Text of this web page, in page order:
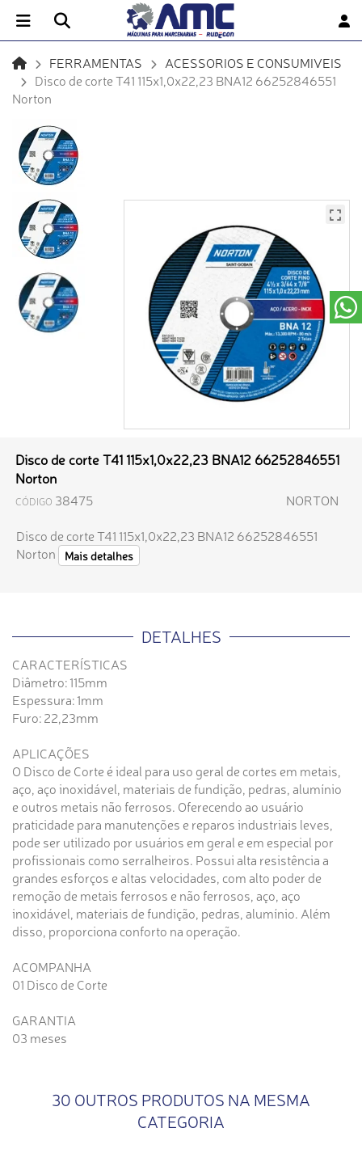
FERRAMENTAS
ACESSORIOS E CONSUMIVEIS
Disco de corte T41 115x1,0x22,23 BNA12 66252846551
Norton
Disco de corte T41 115x1,0x22,23 BNA12 66252846551
Norton
CÓDIGO 38475
NORTON
Disco de corte T41 115x1,0x22,23 BNA12 66252846551
Norton
Mais detalhes
DETALHES
CARACTERÍSTICAS
Diâmetro: 115mm
Espessura: 1mm
Furo: 22,23mm
APLICAÇÕES
O Disco de Corte é ideal para uso geral de cortes em metais,
aço, aço inoxidável, materiais de fundição, pedras, alumínio
e outros metais não ferrosos. Oferecendo ao usuário
praticidade para manutenções e reparos industriais leves,
pode ser utilizado por usuários em geral e em especial por
profissionais como serralheiros. Possui alta resistência a
grandes esforços e altas velocidades, com alto poder de
remoção de metais ferrosos e não ferrosos, aço, aço
inoxidável, materiais de fundição, pedras, alumínio. Além
disso, proporciona conforto na operação.
ACOMPANHA
01 Disco de Corte
GARANTIA
03 meses
30 OUTROS PRODUTOS NA MESMA
CATEGORIA